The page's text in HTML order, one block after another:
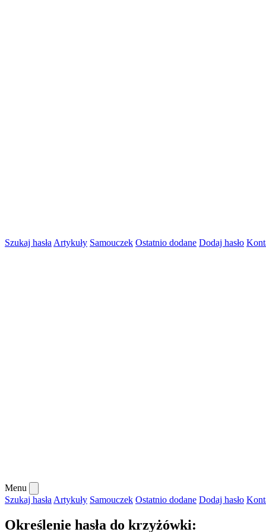
Szukaj hasła Artykuły Samouczek Ostatnio dodane Dodaj hasło
Menu
Szukaj hasła Artykuły Samouczek Ostatnio dodane Dodaj hasło
Określenie hasła do krzyżówki: